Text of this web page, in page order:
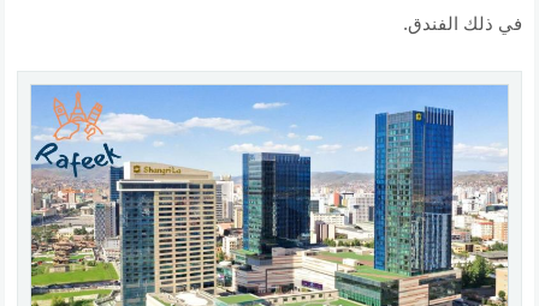
في ذلك الفندق.